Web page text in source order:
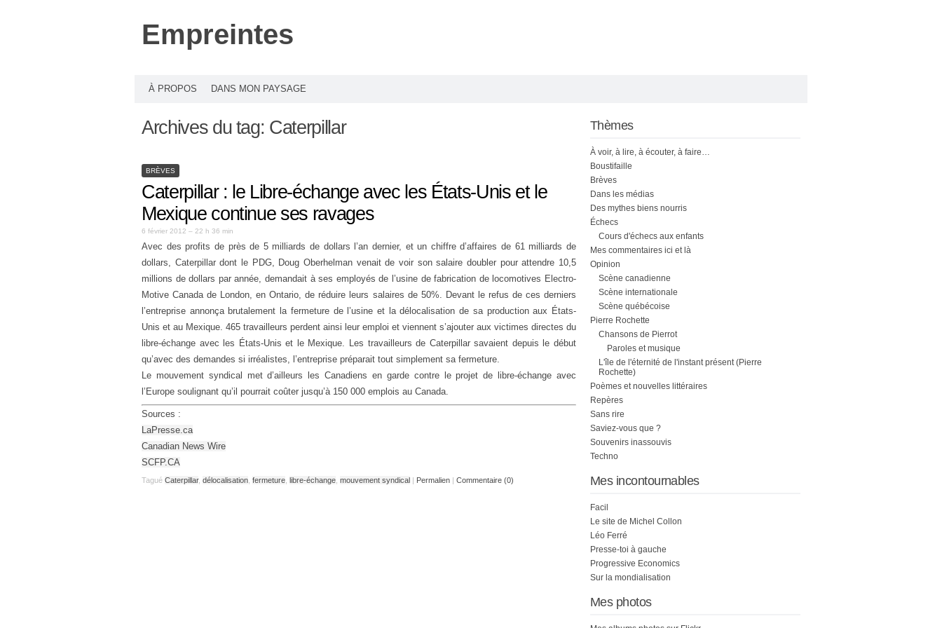
Empreintes
À PROPOS DANS MON PAYSAGE
Archives du tag: Caterpillar
BRÈVES
Caterpillar : le Libre-échange avec les États-Unis et le
Mexique continue ses ravages
6 février 2012 – 22 h 36 min
Avec des profits de près de 5 milliards de dollars l’an dernier, et un chiffre d’affaires de 61 milliards de
dollars, Caterpillar dont le PDG, Doug Oberhelman venait de voir son salaire doubler pour attendre 10,5
millions de dollars par année, demandait à ses employés de l’usine de fabrication de locomotives Electro-
Motive Canada de London, en Ontario, de réduire leurs salaires de 50%. Devant le refus de ces derniers
l’entreprise annonça brutalement la fermeture de l’usine et la délocalisation de sa production aux États-
Unis et au Mexique. 465 travailleurs perdent ainsi leur emploi et viennent s’ajouter aux victimes directes du
libre-échange avec les États-Unis et le Mexique. Les travailleurs de Caterpillar savaient depuis le début
qu’avec des demandes si irréalistes, l’entreprise préparait tout simplement sa fermeture.
Le mouvement syndical met d’ailleurs les Canadiens en garde contre le projet de libre-échange avec
l’Europe soulignant qu’il pourrait coûter jusqu’à 150 000 emplois au Canada.
Sources :
LaPresse.ca
Canadian News Wire
SCFP.CA
Tagué Caterpillar, délocalisation fermeture libre-échange mouvement syndical | Permalien | Commentaire (0)
Thèmes
À voir, à lire, à écouter, à faire…
Boustifaille
Brèves
Dans les médias
Des mythes biens nourris
Échecs
Cours d'échecs aux enfants
Mes commentaires ici et là
Opinion
Scène canadienne
Scène internationale
Scène québécoise
Pierre Rochette
Chansons de Pierrot
Paroles et musique
L'île de l'éternité de l'instant présent (Pierre
Rochette)
Poèmes et nouvelles littéraires
Repères
Sans rire
Saviez-vous que ?
Souvenirs inassouvis
Techno
Mes incontournables
Facil
Le site de Michel Collon
Léo Ferré
Presse-toi à gauche
Progressive Economics
Sur la mondialisation
Mes photos